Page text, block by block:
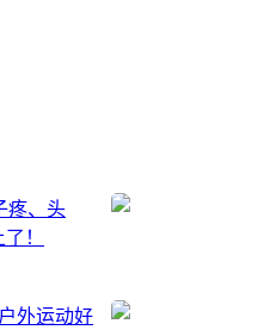
疼、头
！
外运动好